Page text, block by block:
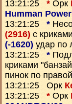
13:21:25 * Орк
Humman
13:21:25 *
(2916) с
(-1620) удар по
13:21:25 *
криками
пинок по
13:21:25 Орк
13:21:25 * Орк